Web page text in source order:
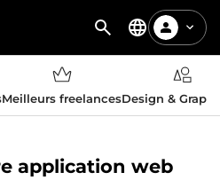
Meilleurs freelancesDesign &
application web